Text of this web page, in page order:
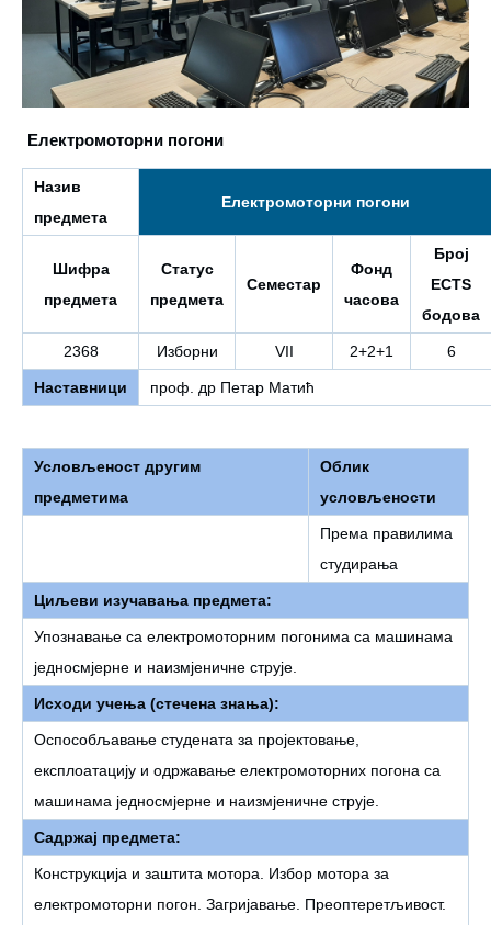
Електромоторни погони
Назив
предмета
Електромоторни погони
Шифра
предмета
Статус
предмета
Семестар
Фонд
часова
Број
ECTS
бодова
2368 Изборни VII 2+2+1 6
Наставници проф. др Петар Матић
Условљеност другим
предметима
Облик
условљености
Према правилима
студирања
Циљеви изучавања предмета:
Упознавање са електромоторним погонима са машинама
једносмјерне и наизмјеничне струје.
Исходи учења (стечена знања):
Оспособљавање студената за пројектовање,
експлоатацију и одржавање електромоторних погона са
машинама једносмјерне и наизмјеничне струје.
Садржај предмета:
Конструкција и заштита мотора. Избор мотора за
електромоторни погон. Загријавање. Преоптеретљивост.